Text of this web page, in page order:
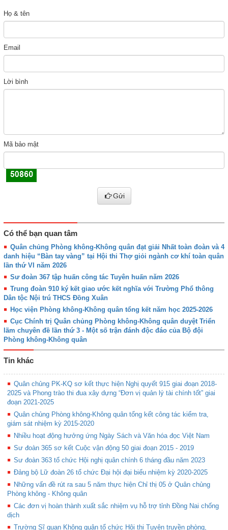
Họ & tên
Email
Lời bình
Mã bảo mật
Gửi
Có thể bạn quan tâm
Quân chủng Phòng không-Không quân đạt giải Nhất toàn đoàn và 4
danh hiệu “Bàn tay vàng” tại Hội thi Thợ giỏi ngành cơ khí toàn quân
lần thứ VI năm 2026
Sư đoàn 367 tập huấn công tác Tuyên huấn năm 2026
Trung đoàn 910 ký kết giao ước kết nghĩa với Trường Phổ thông
Dân tộc Nội trú THCS Đồng Xuân
Học viện Phòng không-Không quân tổng kết năm học 2025-2026
Cục Chính trị Quân chủng Phòng không-Không quân duyệt Triển
lãm chuyên đề lần thứ 3 - Một số trận đánh độc đáo của Bộ đội
Phòng không-Không quân
Tin khác
Quân chủng PK-KQ sơ kết thực hiện Nghị quyết 915 giai đoạn 2018-
2025 và Phong trào thi đua xây dựng “Đơn vị quản lý tài chính tốt” giai
đoạn 2021-2025
Quân chủng Phòng không-Không quân tổng kết công tác kiểm tra,
giám sát nhiệm kỳ 2015-2020
Nhiều hoạt động hưởng ứng Ngày Sách và Văn hóa đọc Việt Nam
Sư đoàn 365 sơ kết Cuộc vận động 50 giai đoạn 2015 - 2019
Sư đoàn 363 tổ chức Hội nghị quân chính 6 tháng đầu năm 2023
Đảng bộ Lữ đoàn 26 tổ chức Đại hội đại biểu nhiệm kỳ 2020-2025
Những vấn đề rút ra sau 5 năm thực hiện Chỉ thị 05 ở Quân chủng
Phòng không - Không quân
Các đơn vị hoàn thành xuất sắc nhiệm vụ hỗ trợ tỉnh Đồng Nai chống
dịch
Trường Sĩ quan Không quân tổ chức Hội thi Tuyên truyền phòng,